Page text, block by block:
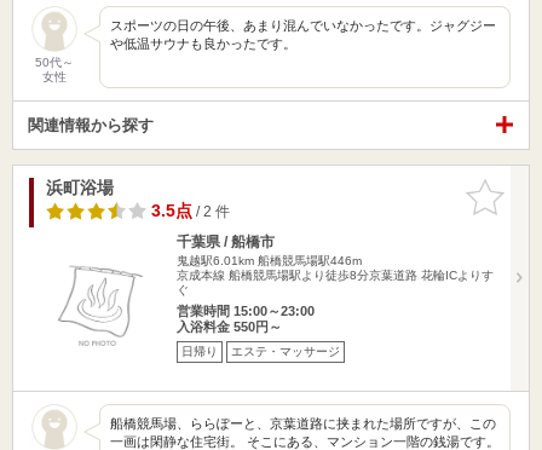
50代～
女性
スポーツの日の午後、あまり混んでいなかったです。ジャグジー
や低温サウナも良かったです。
関連情報から探す
お気に入
りに追加
浜町浴場
3.5点/ 2 件
千葉県 / 船橋市
鬼越駅6.01km 船橋競馬場駅446m
京成本線 船橋競馬場駅より徒歩8分京葉道路 花輪ICよりす
ぐ
営業時間 15:00～23:00
入浴料金 550円～
日帰り エステ・マッサージ
船橋競馬場、ららぽーと、京葉道路に挟まれた場所ですが、この
一画は閑静な住宅街。 そこにある、マンション一階の銭湯です。